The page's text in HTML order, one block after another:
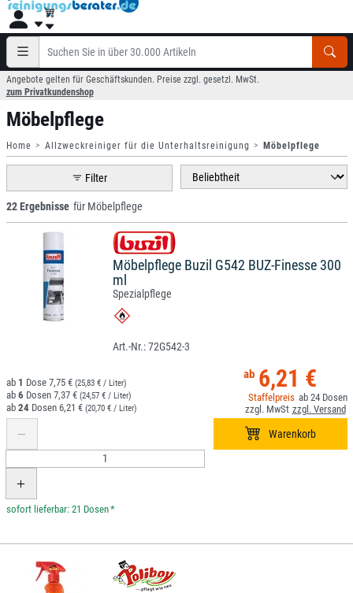
Angebote gelten für Geschäftskunden. Preise zzgl. gesetzl. MwSt.
zum Privatkundenshop
Möbelpflege
Home Allzweckreiniger für die Unterhaltsreinigung Möbelpflege
Filter
22 Ergebnisse für Möbelpflege
Möbelpflege Buzil G542 BUZ-Finesse 300
ml
Spezialpflege
72G542-3
6,21 €
24
1 7,75 € (25,83 € / Liter)
6 7,37 € (24,57 € / Liter)
24 6,21 € (20,70 € / Liter)
*